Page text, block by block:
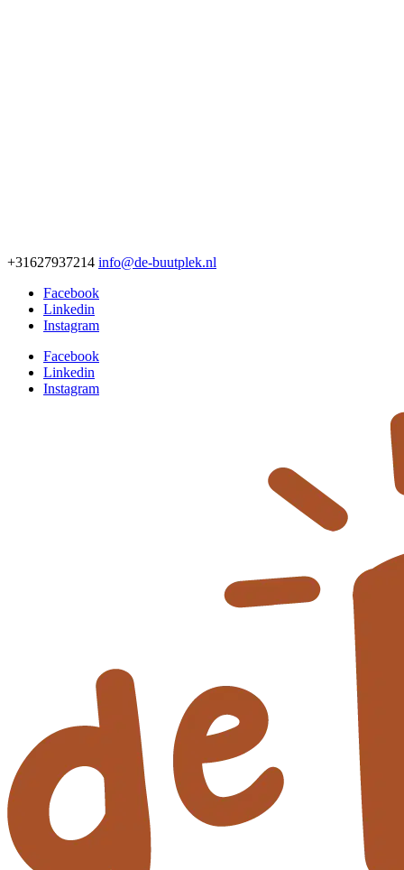
+31627937214 info@de-buutplek.nl
Facebook
Linkedin
Instagram
Facebook
Linkedin
Instagram